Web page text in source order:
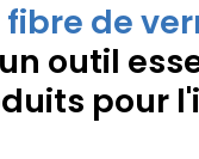
fibre de
outil
pour